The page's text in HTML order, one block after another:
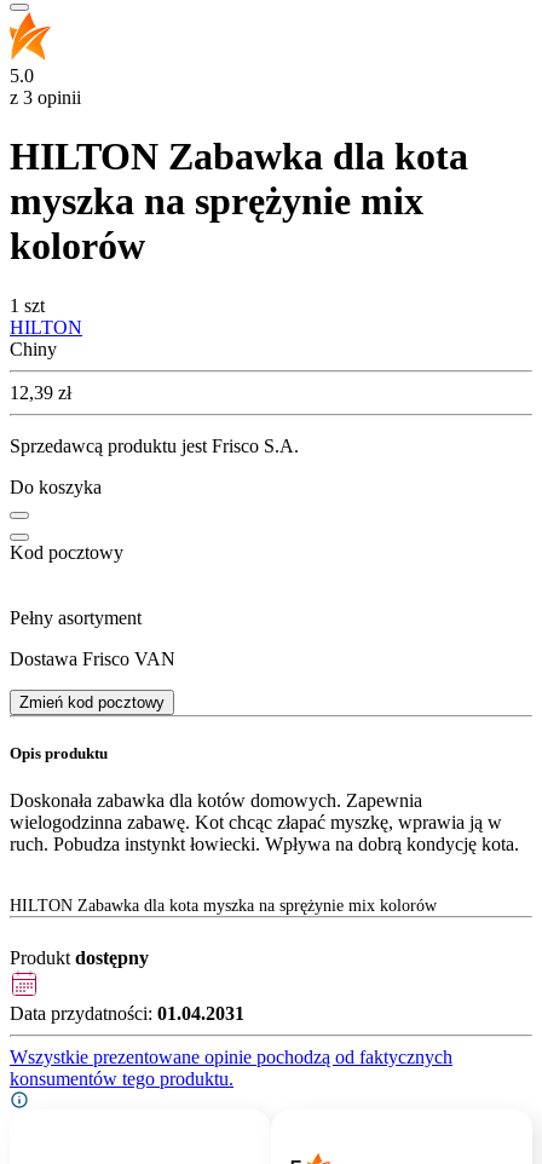
5.0
z 3 opinii
HILTON Zabawka dla kota
myszka na sprężynie mix
kolorów
1 szt
HILTON
Chiny
Cena
12,39 zł
Sprzedawcą produktu jest Frisco S.A.
Do koszyka
Kod pocztowy
Pełny asortyment
Dostawa Frisco VAN
Zmień kod pocztowy
Opis produktu
Doskonała zabawka dla kotów domowych. Zapewnia
wielogodzinna zabawę. Kot chcąc złapać myszkę, wprawia ją w
ruch. Pobudza instynkt łowiecki. Wpływa na dobrą kondycję kota.
HILTON Zabawka dla kota myszka na sprężynie mix kolorów
Produkt dostępny
Data przydatności: 01.04.2031
Wszystkie prezentowane opinie pochodzą od faktycznych
konsumentów tego produktu.